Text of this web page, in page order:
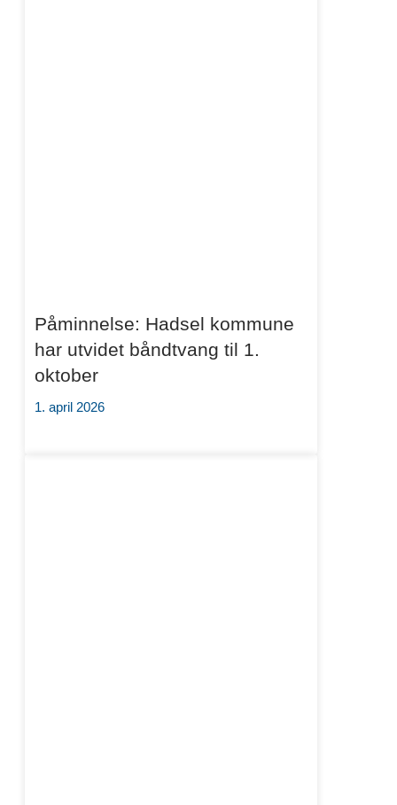
Påminnelse: Hadsel kommune
har utvidet båndtvang til 1.
oktober
1. april 2026